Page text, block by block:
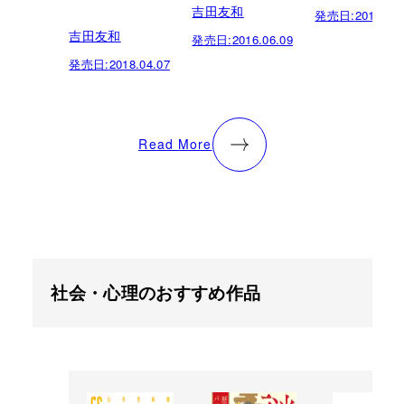
吉田友和
発売日:2018.04.07
吉田友和
発売日:2016.06.09
発売日:
Read More
社会・心理のおすすめ作品